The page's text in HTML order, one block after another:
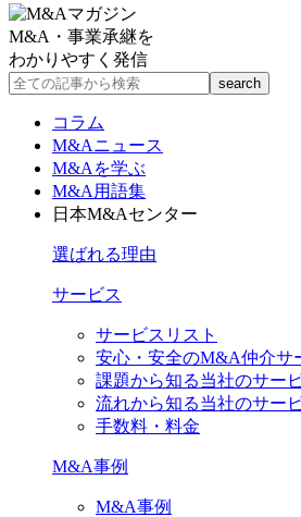
M&A・事業承継を
わかりやすく発信
コラム
M&Aニュース
M&Aを学ぶ
M&A用語集
日本M&Aセンター
選ばれる理由
サービス
サービスリスト
安心・安全のM&A仲介サ
課題から知る当社のサー
流れから知る当社のサー
手数料・料金
M&A事例
M&A事例